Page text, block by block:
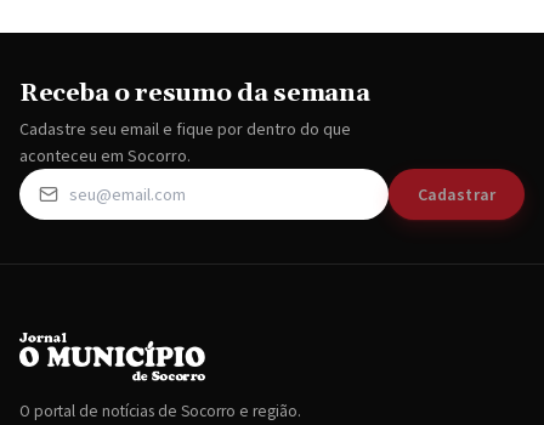
Receba o resumo da semana
Cadastre seu email e fique por dentro do que
aconteceu em Socorro.
Cadastrar
O portal de notícias de Socorro e região.